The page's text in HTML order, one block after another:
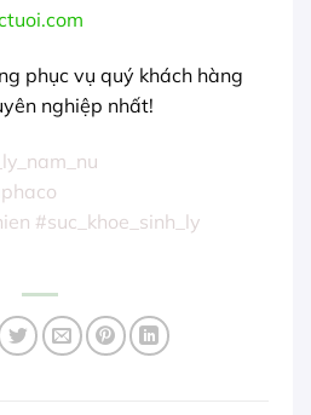
phục vụ quý khách hàng
nghiệp nhất!
#suc_khoe_sinh_ly